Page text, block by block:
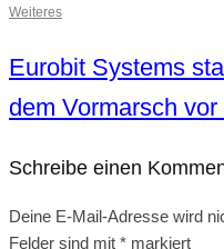
Weiteres
Eurobit Systems
dem Vormarsch
Schreibe einen
Deine E-Mail-Adresse wird
Felder sind mit * markiert